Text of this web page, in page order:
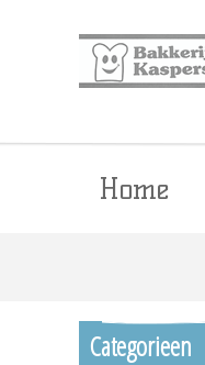
Home
Categorieen